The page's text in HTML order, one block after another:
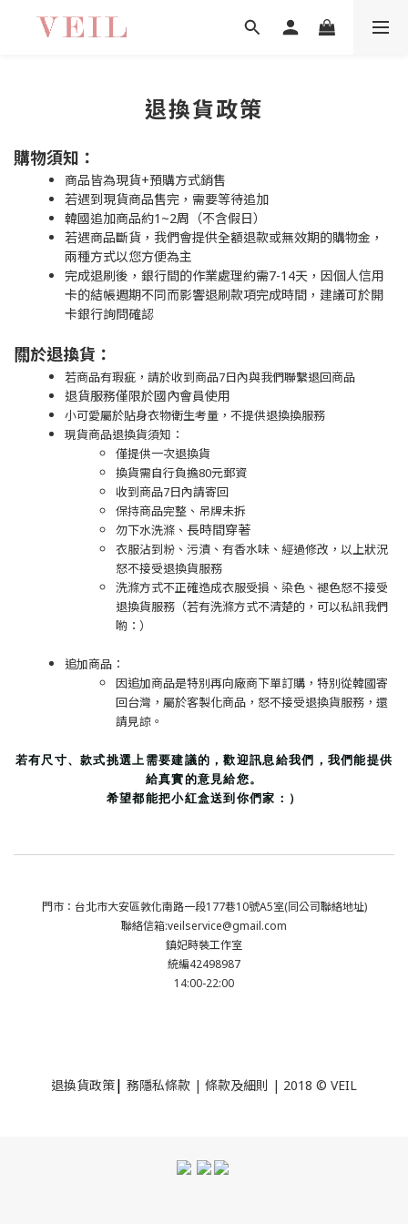
退換貨政策
購物須知：
商品皆為現貨+預購方式銷售
若遇到現貨商品售完，需要等待追加
韓國追加商品約1~2周（不含假日）
若遇商品斷貨，我們會提供全額退款或無效期的購物金，
兩種方式以您方便為主
完成退刷後，銀行間的作業處理約需7-14天，因個人信用
卡的結帳週期不同而影響退刷款項完成時間，建議可於開
卡銀行詢問確認
關於退換貨：
若商品有瑕疵，請於收到商品7日內與我們聯繫退回商品
退貨服務僅限於國內會員使用
小可愛屬於貼身衣物衛生考量，不提供退換換服務
現貨商品退換貨須知：
僅提供一次退換貨
換貨需自行負擔80元郵資
收到商品7日內請寄回
保持商品完整、吊牌未拆
勿下水洗滌、 長時間穿著
衣服沾到粉、污漬、有香水味、經過修改，以上狀況
怒不接受退換貨服務
洗滌方式不正確造成衣服受損、染色、褪色怒不接受
退換貨服務（若有洗滌方式不清楚的，可以私訊我們
喲：）
追加商品：
因追加商品是特別再向廠商下單訂購，特別從韓國寄
回台灣，屬於客製化商品，怒不接受退換貨服務，還
請見諒。
若有尺寸、款式挑選上需要建議的，歡迎訊息給我們，我們能提供
給真實的意見給您。
希望都能把小紅盒送到你們家：）
門市：台北市大安區敦化南路一段177巷10號A5室(同公司聯絡地址)
聯絡信箱:veilservice@gmail.com
鎮妃時裝工作室
統編42498987
14:00-22:00
退換貨政策| 務隱私條款 | 條款及細則 | 2018 © VEIL